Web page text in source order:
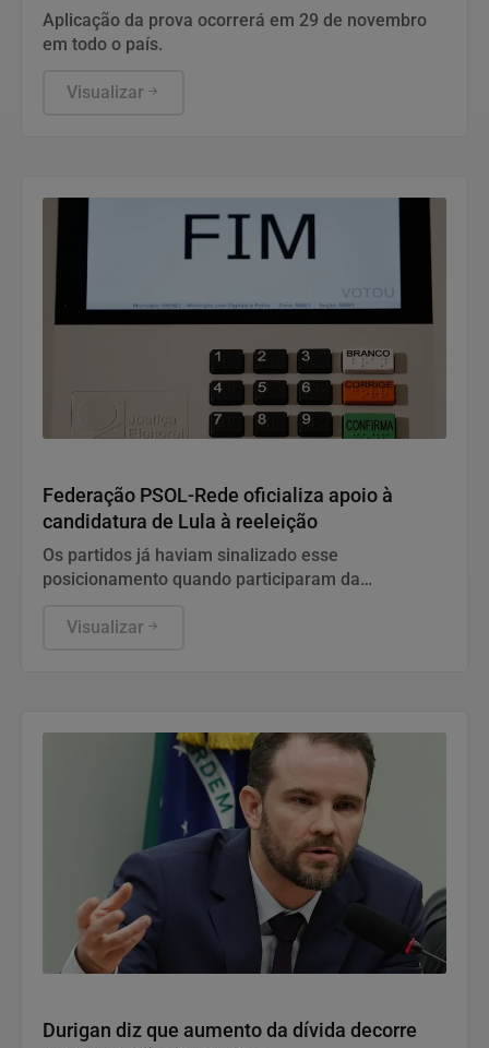
Aplicação da prova ocorrerá em 29 de novembro
em todo o país.
Visualizar
Federação PSOL-Rede oficializa apoio à
candidatura de Lula à reeleição
Os partidos já haviam sinalizado esse
posicionamento quando participaram da
Visualizar
Durigan diz que aumento da dívida decorre